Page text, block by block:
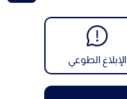
الإبلاغ الطوعي